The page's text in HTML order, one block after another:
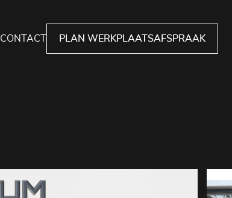
CONTACT PLAN WERKPLAATSAFSPRAAK